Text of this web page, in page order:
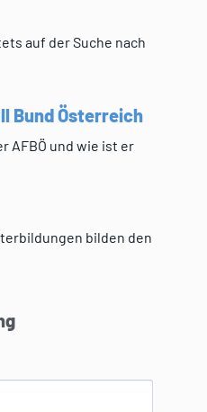
auf der Suche nach
Bund Österreich
AFBÖ und wie ist er
bilden den